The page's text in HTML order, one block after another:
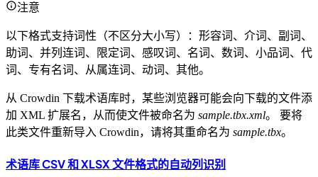
注意
以下格式支持词性（不区分大小写）：形容词、介词、副词、
助词、并列连词、限定词、感叹词、名词、数词、小品词、代
词、专有名词、从属连词、动词、其他。
从 Crowdin 下载术语库时，某些浏览器可能会向下载的文件添
加 XML 扩展名，从而使文件被命名为 sample.tbx.xml。 要将
此类文件重新导入 Crowdin，请将其重命名为 sample.tbx。
术语库 CSV 和 XLSX 文件格式的自动列识别